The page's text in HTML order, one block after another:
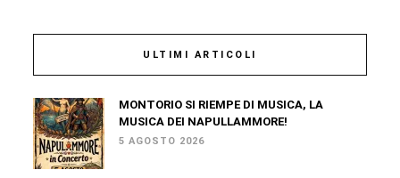
ULTIMI ARTICOLI
MONTORIO SI RIEMPE DI MUSICA, LA
MUSICA DEI NAPULLAMMORE!
5 AGOSTO 2026